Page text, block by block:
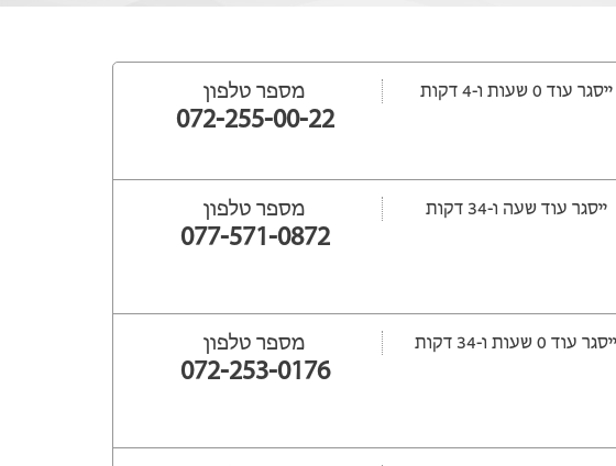
ייסגר עוד 0 שעות ‫ו-4 דקות מספר טלפון
072-255-00-22
ייסגר עוד שעה ‫ו-34 דקות מספר טלפון
077-571-0872
ייסגר עוד 0 שעות ‫ו-34 דקות מספר טלפון
072-253-0176